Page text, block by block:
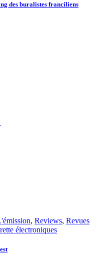
des buralistes franciliens
, Reviews, Revues
électroniques